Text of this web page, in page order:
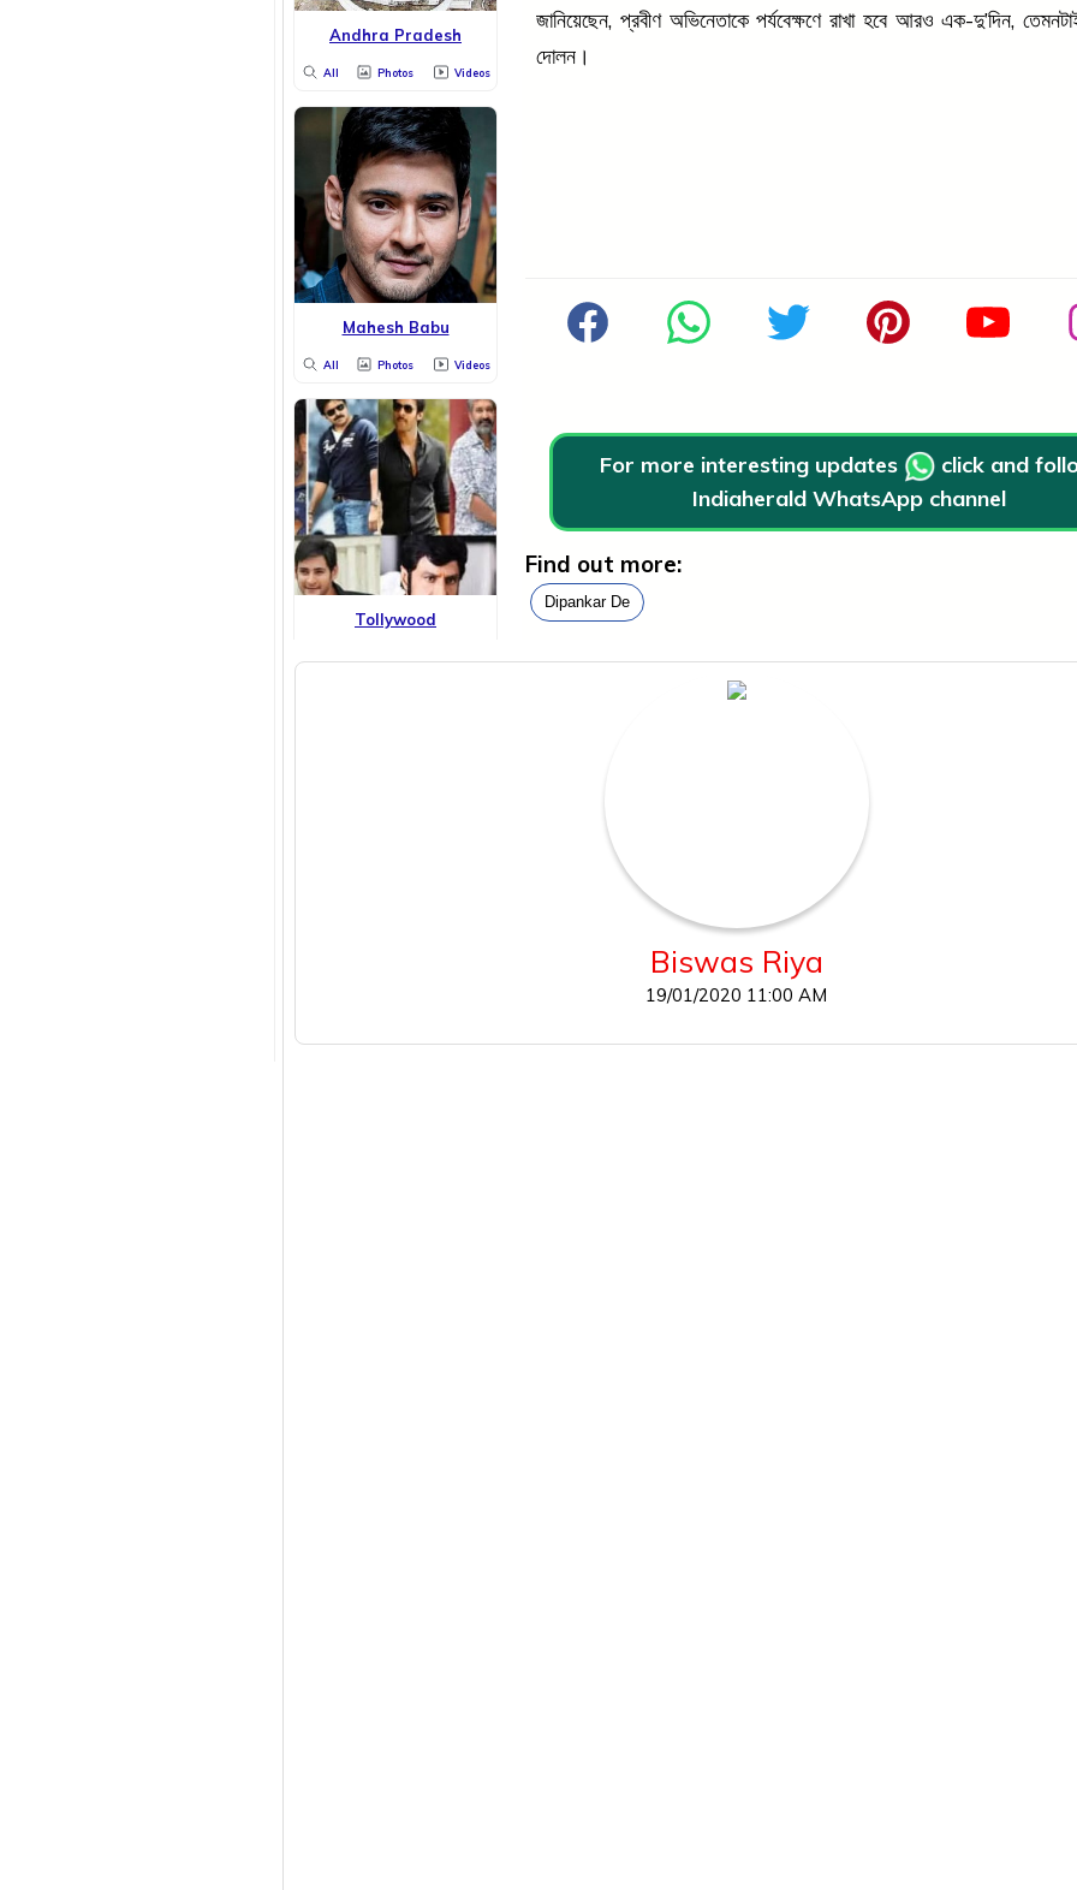
Andhra Pradesh
All Photos Videos
Mahesh Babu
All Photos Videos
Tollywood
জানিয়েছেন, প্রবীণ অভিনেতাকে পর্যবেক্ষণে রাখা হবে আরও এক-দু’দিন,
দোলন।
For more interesting updates
click and
Indiaherald WhatsApp channel
Find out more:
Dipankar De
Biswas Riya
19/01/2020 11:00 AM